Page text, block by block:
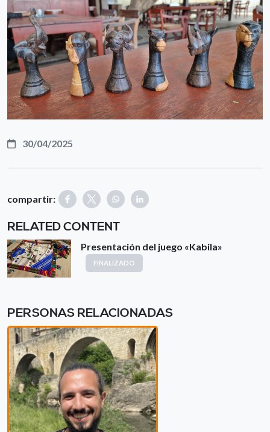
30/04/2025
compartir:
RELATED CONTENT
Presentación del juego «Kabila»
FINALIZADO
PERSONAS RELACIONADAS